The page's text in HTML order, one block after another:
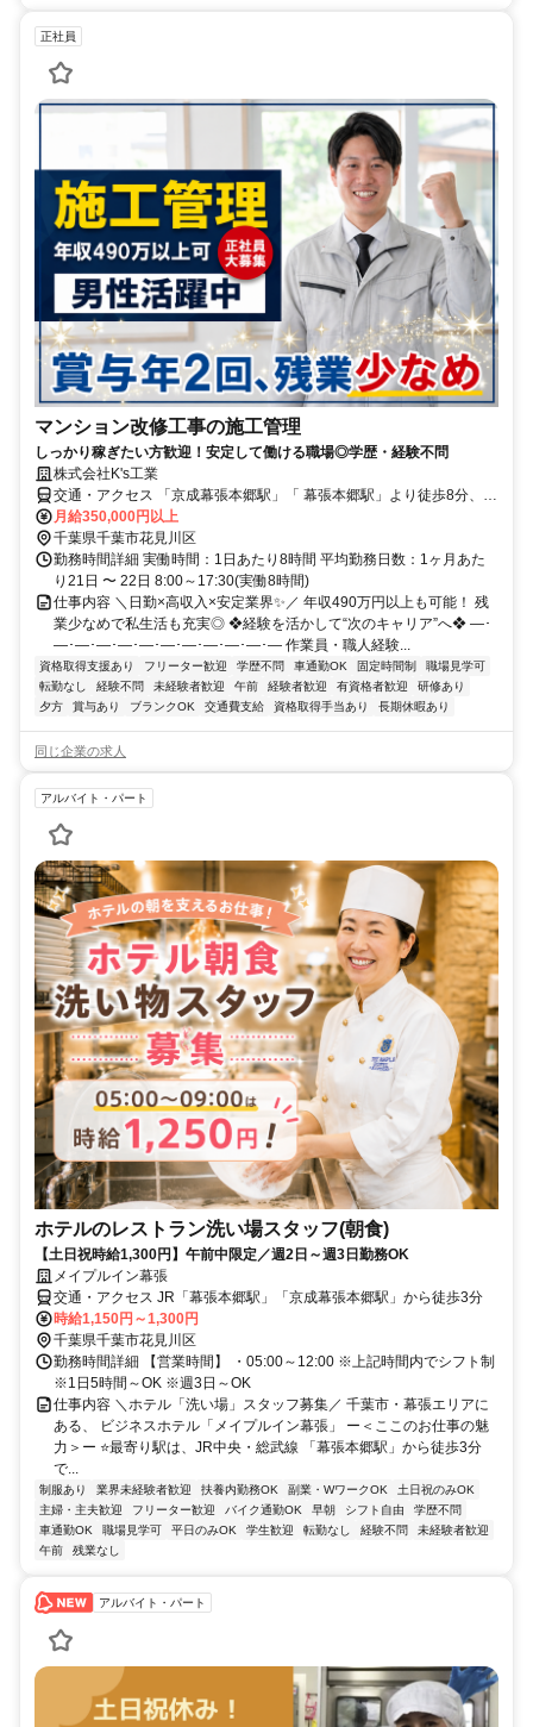
正社員
マンション改修工事の施工管理
しっかり稼ぎたい方歓迎！安定して働ける職場◎学歴・経験不問
株式会社K's工業
交通・アクセス 「京成幕張本郷駅」「 幕張本郷駅」より徒歩8分、
「京成大久保駅」より徒歩21分
月給350,000円以上
千葉県千葉市花見川区
勤務時間詳細 実働時間：1日あたり8時間 平均勤務日数：1ヶ月あた
り21日 〜 22日 8:00～17:30(実働8時間)
仕事内容 ＼日勤×高収入×安定業界✨／ 年収490万円以上も可能！ 残
業少なめで私生活も充実◎ ❖経験を活かして“次のキャリア”へ❖ ―･
―･―･―･―･―･―･―･―･―･―･― 作業員・職人経験...
資格取得支援あり フリーター歓迎 学歴不問 車通勤OK 固定時間制
職場見学可
転勤なし
経験不問 未経験者歓迎 午前 経験者歓迎 有資格者歓迎
研修あり
夕方
賞与あり ブランクOK 交通費支給 資格取得手当あり 長期休暇あり
同じ企業の求人
アルバイト・パート
ホテルのレストラン洗い場スタッフ(朝食)
【土日祝時給1,300円】午前中限定／週2日～週3日勤務OK
メイプルイン幕張
交通・アクセス JR「幕張本郷駅」「京成幕張本郷駅」から徒歩3分
時給1,150円～1,300円
千葉県千葉市花見川区
勤務時間詳細 【営業時間】 ・05:00～12:00 ※上記時間内でシフト制
※1日5時間～OK ※週3日～OK
仕事内容 ＼ホテル「洗い場」スタッフ募集／ 千葉市・幕張エリアに
ある、 ビジネスホテル「メイプルイン幕張」 ー＜ここのお仕事の魅
力＞ー ⭐最寄り駅は、JR中央・総武線 「幕張本郷駅」から徒歩3分
で...
制服あり 業界未経験者歓迎 扶養内勤務OK 副業・WワークOK
土日祝のみOK
主婦・主夫歓迎
フリーター歓迎 バイク通勤OK 早朝 シフト自由
学歴不問
車通勤OK
職場見学可 平日のみOK 学生歓迎 転勤なし 経験不問
未経験者歓迎
午前
残業なし
アルバイト・パート